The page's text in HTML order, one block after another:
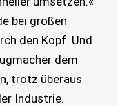
bei großen
den Kopf. Und
dem
trotz überaus
Industrie.